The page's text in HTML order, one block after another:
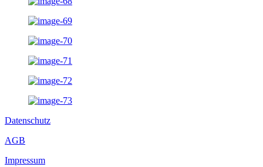
Datenschutz
AGB
Impressum